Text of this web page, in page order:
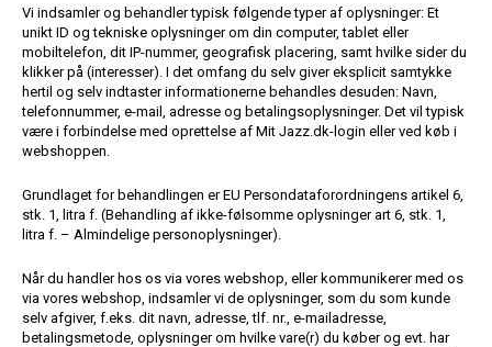
Vi indsamler og behandler typisk følgende typer af oplysninger: Et
unikt ID og tekniske oplysninger om din computer, tablet eller
mobiltelefon, dit IP-nummer, geografisk placering, samt hvilke sider du
klikker på (interesser). I det omfang du selv giver eksplicit samtykke
hertil og selv indtaster informationerne behandles desuden: Navn,
telefonnummer, e-mail, adresse og betalingsoplysninger. Det vil typisk
være i forbindelse med oprettelse af Mit Jazz.dk-login eller ved køb i
webshoppen.
Grundlaget for behandlingen er EU Persondataforordningens artikel 6,
stk. 1, litra f. (Behandling af ikke-følsomme oplysninger art 6, stk. 1,
litra f. – Almindelige personoplysninger).
Når du handler hos os via vores webshop, eller kommunikerer med os
via vores webshop, indsamler vi de oplysninger, som du som kunde
selv afgiver, f.eks. dit navn, adresse, tlf. nr., e-mailadresse,
betalingsmetode, oplysninger om hvilke vare(r) du køber og evt. har